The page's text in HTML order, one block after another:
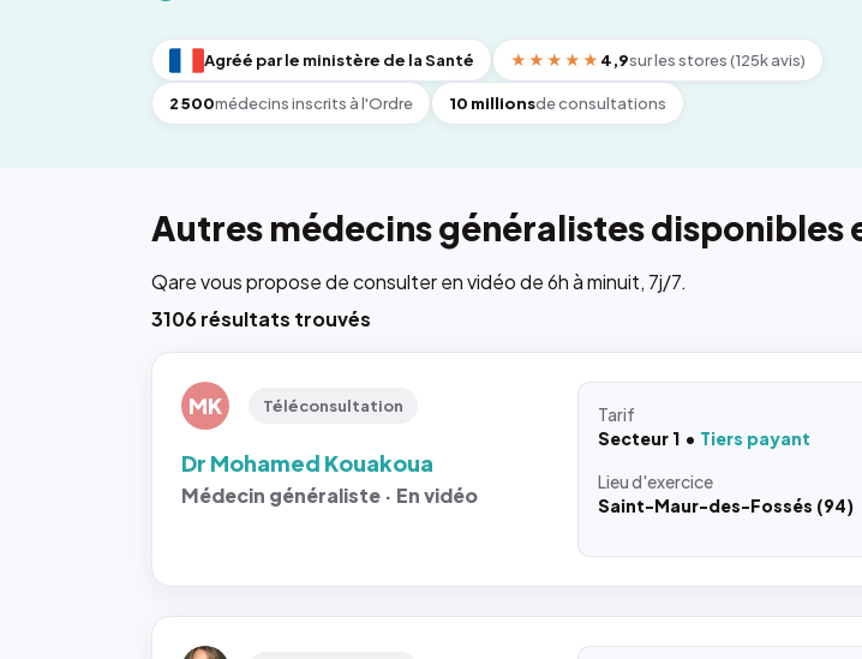
Agréé par le ministère de la Santé ★★★★★ 4,9sur les stores (125k avis)
2 500médecins inscrits à l'Ordre 10 millionsde consultations
Autres médecins généralistes disponibles
Qare vous propose de consulter en vidéo de 6h à minuit, 7j/7.
3106 résultats trouvés
MK Téléconsultation
Dr Mohamed Kouakoua
Médecin généraliste · En vidéo
Tarif
Secteur 1
Tiers payant
Lieud'exercice
Saint-Maur-des-Fossés (94)